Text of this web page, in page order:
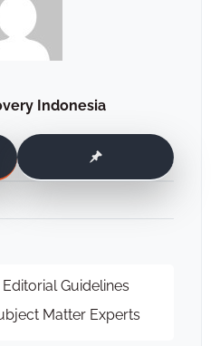
Indonesia
Guidelines
Matter Experts